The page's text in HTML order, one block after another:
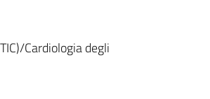
Cardiologia degli